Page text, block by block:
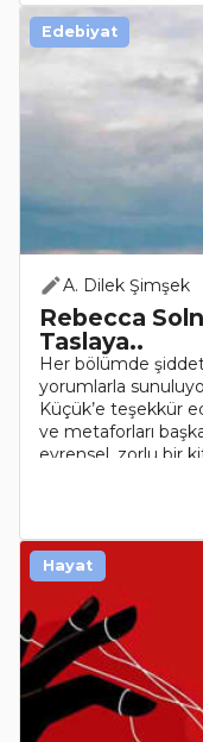
A. Dilek Şimşek
Rebecca
Taslaya..
Her bölümde
yorumlarla
Küçük’e teşekkür
ve metaforları
evrensel, zorlu bir
Edebiyat
Hayat